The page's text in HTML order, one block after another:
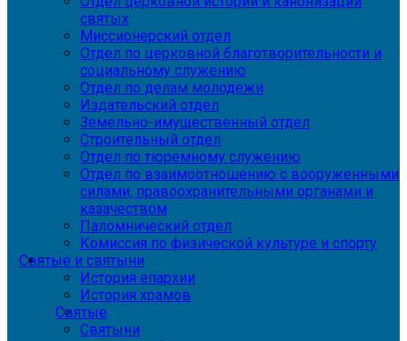
святых
Миссионерский отдел
Отдел по церковной благотворительности и
социальному служению
Отдел по делам молодежи
Издательский отдел
Земельно-имущественный отдел
Строительный отдел
Отдел по тюремному служению
Отдел по взаимоотношению с вооруженными
силами, правоохранительными органами и
казачеством
Паломнический отдел
Комиссия по физической культуре и спорту
Святые и святыни
История епархии
История храмов
Святые
Святыни